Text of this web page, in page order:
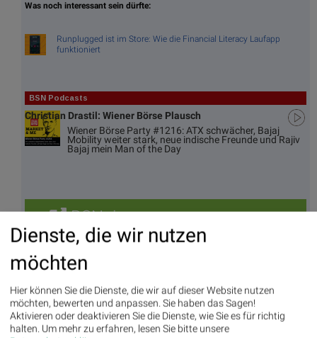
Was noch interessant sein dürfte:
Runplugged ist im Store: Wie die Financial Literacy Laufapp
funktioniert
BSN Podcasts
Christian Drastil: Wiener Börse Plausch
Wiener Börse Party #1216: ATX schwächer, Bajaj
Mobility weiter stark, neue indische Freunde und Rajiv
Bajaj mein Man of the Day
BSNgine
Matri
Movi
Averages
Indikation
Tage
ssieg
er/
verlierer
„n“
Tage
Top/Flop
Umsa
tz
BS-
Hitpa
Dienste, die wir nutzen
möchten
Hier können Sie die Dienste, die wir auf dieser Website nutzen
möchten, bewerten und anpassen. Sie haben das Sagen!
Aktivieren oder deaktivieren Sie die Dienste, wie Sie es für richtig
halten. Um mehr zu erfahren, lesen Sie bitte unsere